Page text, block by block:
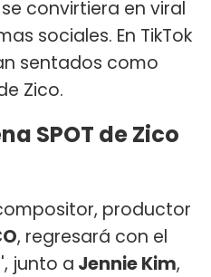
convirtiera en viral
sociales. En TikTok
sentados como
Zico.
SPOT de Zico
productor
, regresará con el
junto a Jennie Kim,